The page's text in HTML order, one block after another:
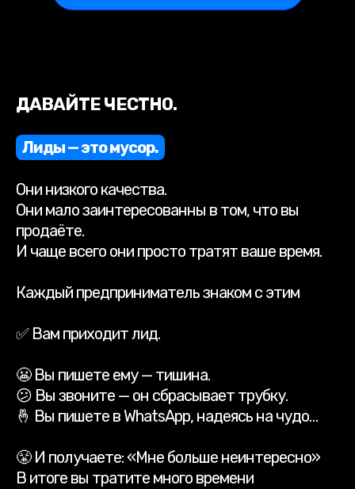
ДАВАЙТЕ ЧЕСТНО.
Лиды — это мусор.
Они низкого качества.
Они мало заинтересованны в том, что вы
продаёте.
И чаще всего они просто тратят ваше время.
Каждый предприниматель знаком с этим
✅ Вам приходит лид.
😬 Вы пишете ему — тишина.
😕 Вы звоните — он сбрасывает трубку.
🤞 Вы пишете в WhatsApp, надеясь на чудо…
😤 И получаете: «Мне больше неинтересно»
В итоге вы тратите много времени